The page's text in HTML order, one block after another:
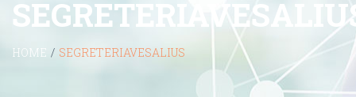
HOME / SEGRETERIAVESALIUS